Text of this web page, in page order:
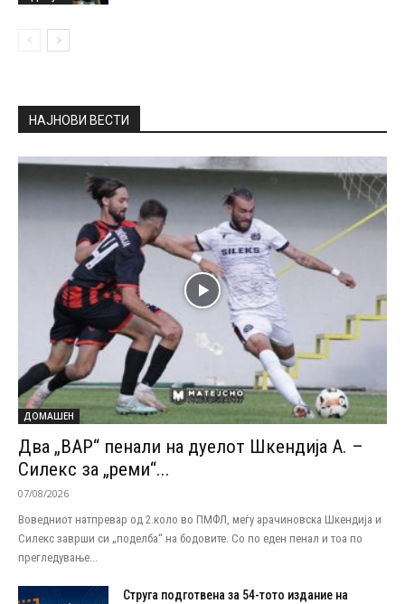
НАЈНОВИ ВЕСТИ
ДОМАШЕН
Два „ВАР“ пенали на дуелот Шкендија А. –
Силекс за „реми“...
07/08/2026
Воведниот натпревар од 2.коло во ПМФЛ, меѓу арачиновска Шкендија и
Силекс заврши си „поделба“ на бодовите. Со по еден пенал и тоа по
прегледување...
Струга подготвена за 54-тото издание на